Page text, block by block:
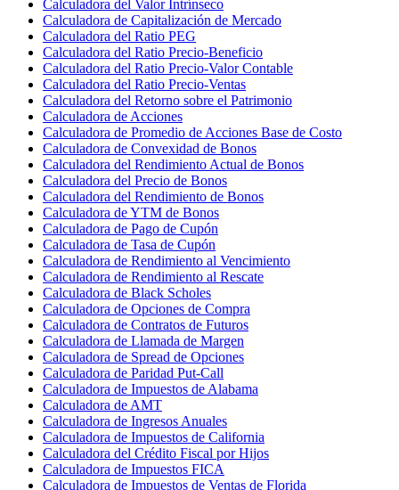
Calculadora del Valor Intrínseco
Calculadora de Capitalización de Mercado
Calculadora del Ratio PEG
Calculadora del Ratio Precio-Beneficio
Calculadora del Ratio Precio-Valor Contable
Calculadora del Ratio Precio-Ventas
Calculadora del Retorno sobre el Patrimonio
Calculadora de Acciones
Calculadora de Promedio de Acciones Base de Costo
Calculadora de Convexidad de Bonos
Calculadora del Rendimiento Actual de Bonos
Calculadora del Precio de Bonos
Calculadora del Rendimiento de Bonos
Calculadora de YTM de Bonos
Calculadora de Pago de Cupón
Calculadora de Tasa de Cupón
Calculadora de Rendimiento al Vencimiento
Calculadora de Rendimiento al Rescate
Calculadora de Black Scholes
Calculadora de Opciones de Compra
Calculadora de Contratos de Futuros
Calculadora de Llamada de Margen
Calculadora de Spread de Opciones
Calculadora de Paridad Put-Call
Calculadora de Impuestos de Alabama
Calculadora de AMT
Calculadora de Ingresos Anuales
Calculadora de Impuestos de California
Calculadora del Crédito Fiscal por Hijos
Calculadora de Impuestos FICA
Calculadora de Impuestos de Ventas de Florida